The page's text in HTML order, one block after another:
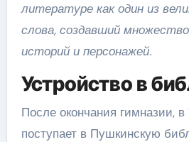
литературе как один из
слова, создавший
историй и персонажей.
Устройство в
После окончания гимназии, в
поступает в Пушкинскую